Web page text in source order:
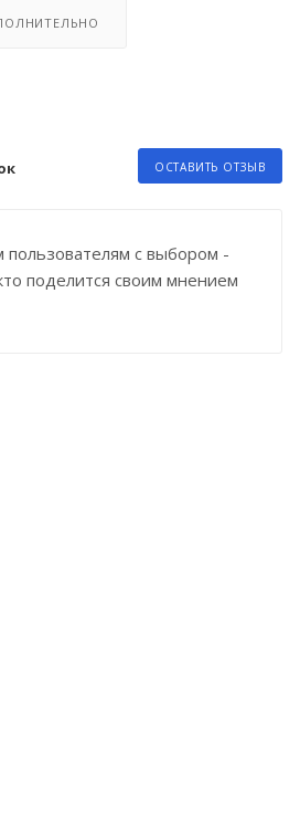
ОСТАВИТЬ ОТЗЫВ
пользователям с выбором -
поделится своим мнением